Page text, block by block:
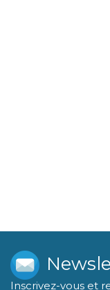
Inscrivez-vous et